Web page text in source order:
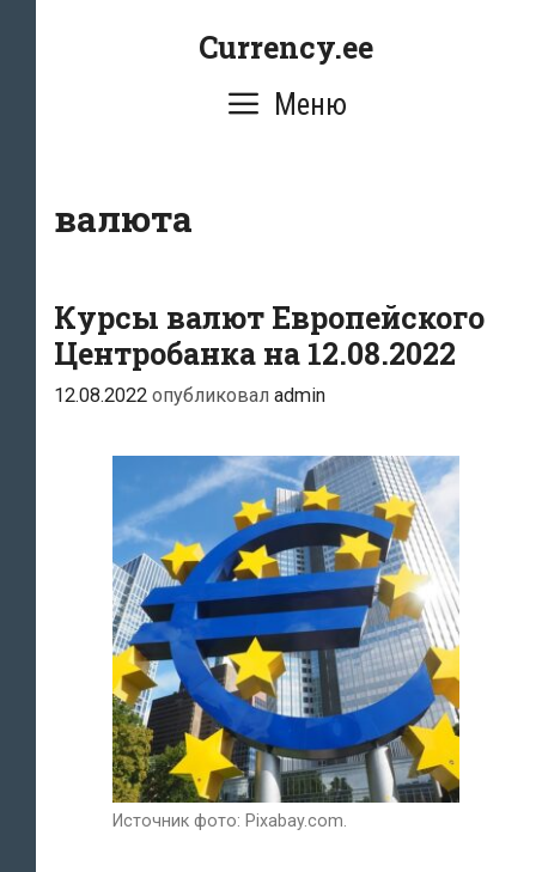
Currency.ee
Меню
валюта
Курсы валют Европейского
Центробанка на 12.08.2022
12.08.2022 опубликовал admin
Источник фото: Pixabay.com.